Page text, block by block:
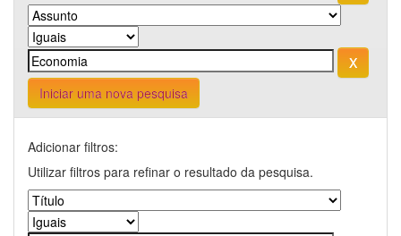
Iniciar uma nova pesquisa
Adicionar filtros:
Utilizar filtros para refinar o resultado da pesquisa.